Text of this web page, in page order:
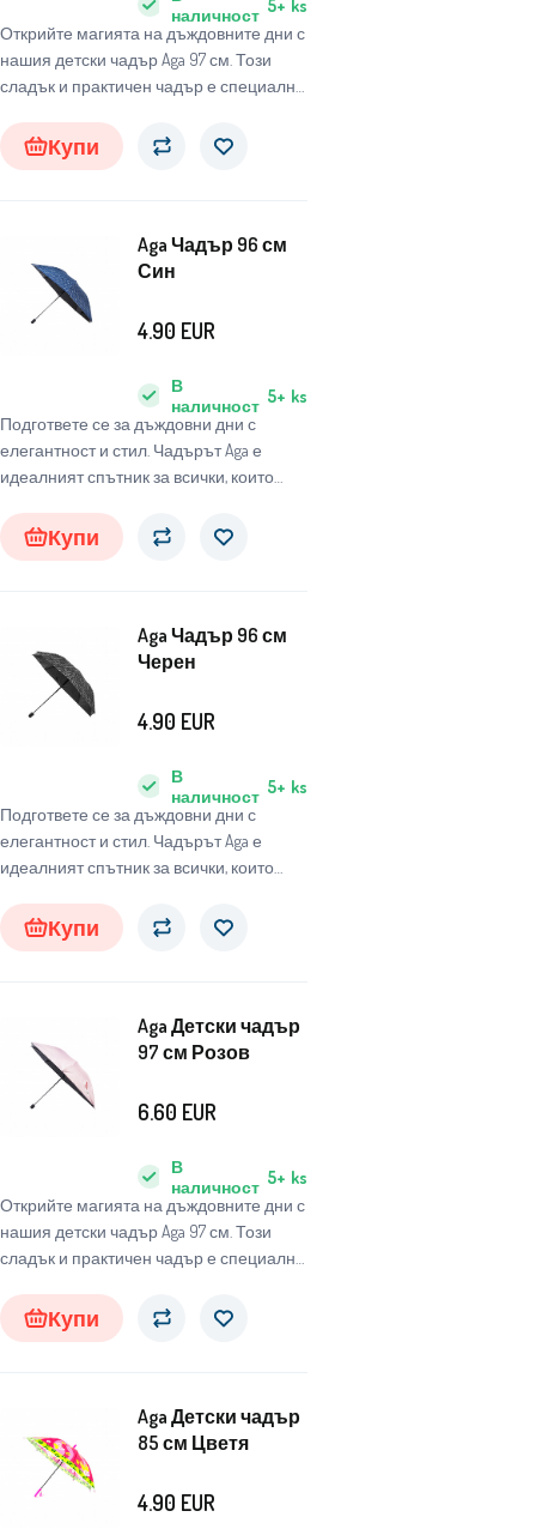
Открийте магията на дъждовните дни с
нашия детски чадър Aga 97 см. Този
сладък и практичен чадър е специално
от неблагоприятни метеорологични
условия и същевременно да им носи
наличност 5+ ks
Купи
Aga Чадър 96 см
Син
Подгответе се за дъждовни дни с
елегантност и стил. Чадърът Aga е
идеалният спътник за всички, които
да ги защити от неблагоприятните
атмосферни условия.
В
наличност 5+ ks
4.90 EUR
Купи
Aga Чадър 96 см
Черен
Подгответе се за дъждовни дни с
елегантност и стил. Чадърът Aga е
идеалният спътник за всички, които
да ги защити от неблагоприятните
атмосферни условия.
В
наличност 5+ ks
4.90 EUR
Купи
Aga Детски чадър
97 см Розов
Открийте магията на дъждовните дни с
нашия детски чадър Aga 97 см. Този
сладък и практичен чадър е специално
от неблагоприятни метеорологични
условия и същевременно да им носи
В
наличност 5+ ks
6.60 EUR
Купи
Aga Детски чадър
85 см Цветя
4.90 EUR